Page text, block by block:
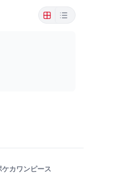
ケカワンピース